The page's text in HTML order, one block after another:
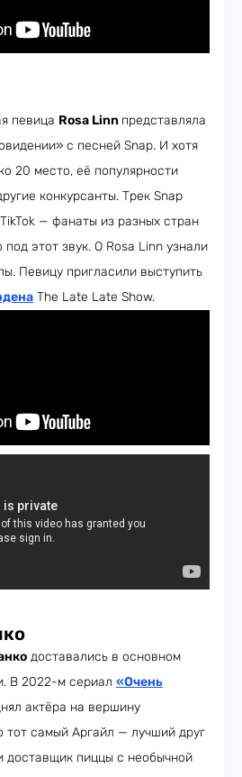
певица Rosa Linn представляла
с песней Snap. И хотя
20 место, её популярности
конкурсанты. Трек Snap
— фанаты из разных стран
этот звук. О Rosa Linn узнали
Певицу пригласили выступить
The Late Late Show.
доставались в основном
В 2022-м сериал «Очень
актёра на вершину
тот самый Аргайл — лучший друг
доставщик пиццы с необычной